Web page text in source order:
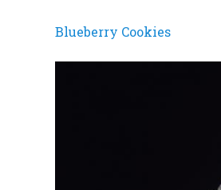
Blueberry Cookies